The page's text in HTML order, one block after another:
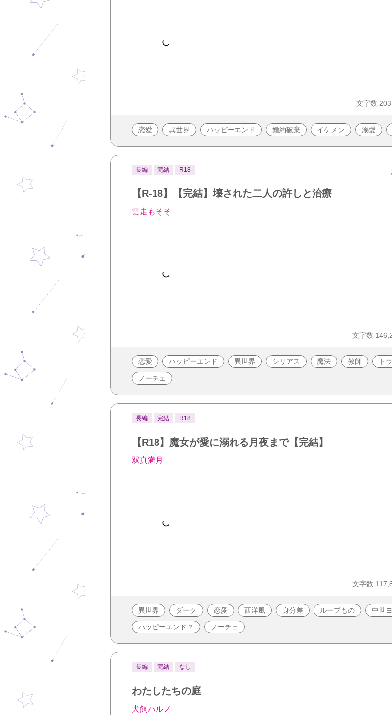
文字数
恋愛 異世界 ハッピーエンド 婚約破棄 イケメン 溺愛
長編 完結 R18
【R-18】【完結】壊された二人の許しと治療
雲走もそそ
文字数
恋愛 ハッピーエンド 異世界 シリアス 魔法 教師 ト
ノーチェ
長編 完結 R18
【R18】魔女が愛に溺れる月夜まで【完結】
双真満月
文字数
異世界 ダーク 恋愛 西洋風 身分差 ループもの 中世
ハッピーエンド？ ノーチェ
長編 完結 なし
わたしたちの庭
犬飼ハルノ